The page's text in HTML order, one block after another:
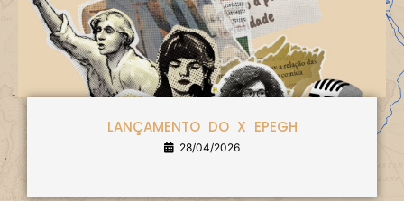
LANÇAMENTO DO X EPEGH
28/04/2026